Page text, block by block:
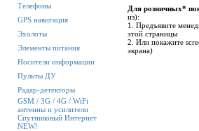
Телефоны
GPS навигация
Эхолоты
Элементы питания
Носители информации
Пульты ДУ
Радар-детекторы
GSM / 3G / 4G / WiFi
антенны и усилители
Спутниковый Интернет
NEW!
Для розничных*
из):
1. Предъявите
этой страницы
2. Или покажите
экрана)